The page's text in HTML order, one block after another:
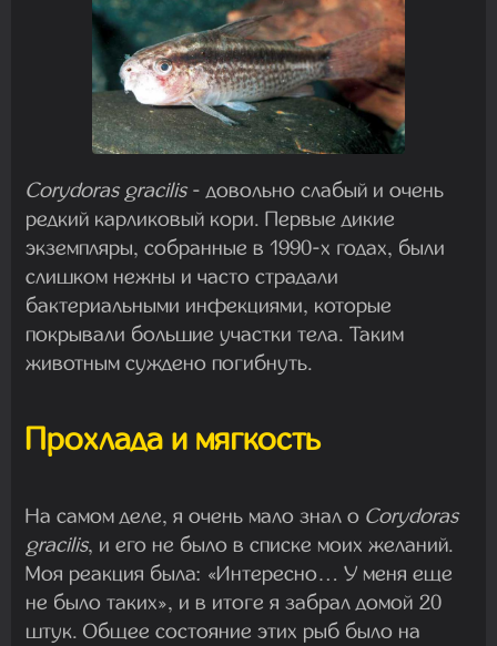
Corydoras gracilis- довольно слабый и очень
редкий карликовый кори. Первые дикие
экземпляры, собранные в 1990-х годах, были
слишком нежны и часто страдали
бактериальными инфекциями, которые
покрывали большие участки тела. Таким
животным суждено погибнуть.
Прохлада и мягкость
На самом деле, я очень мало знал о Corydoras
gracilis, и его не было в списке моих желаний.
Моя реакция была: «Интересно… У меня еще
не было таких», и в итоге я забрал домой 20
штук. Общее состояние этих рыб было на